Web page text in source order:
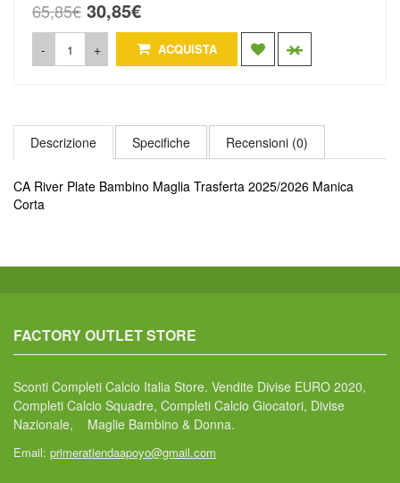
65,85€ 30,85€
- + ACQUISTA
Descrizione Specifiche Recensioni (0)
CA River Plate Bambino Maglia Trasferta 2025/2026 Manica
Corta
FACTORY OUTLET STORE
Sconti Completi Calcio Italia Store. Vendite Divise EURO 2020,
Completi Calcio Squadre, Completi Calcio Giocatori, Divise
Nazionale, Maglie Bambino & Donna.
Email: primeratiendaapoyo@gmail.com